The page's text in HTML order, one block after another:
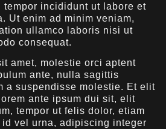
tempor incididunt ut labore et
Ut enim ad minim veniam,
ullamco laboris nisi ut
consequat.
amet, molestie orci aptent
ante, nulla sagittis
a suspendisse molestie. Et elit
ante ipsum dui sit, elit
tempor ut felis dolor, etiam
vel urna, adipiscing integer